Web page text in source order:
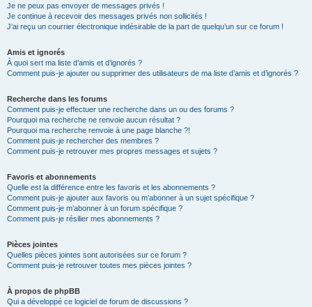
Je ne peux pas envoyer de messages privés !
Je continue à recevoir des messages privés non sollicités !
J’ai reçu un courrier électronique indésirable de la part de quelqu’un sur ce forum !
Amis et ignorés
À quoi sert ma liste d’amis et d’ignorés ?
Comment puis-je ajouter ou supprimer des utilisateurs de ma liste d’amis et d’ignorés ?
Recherche dans les forums
Comment puis-je effectuer une recherche dans un ou des forums ?
Pourquoi ma recherche ne renvoie aucun résultat ?
Pourquoi ma recherche renvoie à une page blanche ?!
Comment puis-je rechercher des membres ?
Comment puis-je retrouver mes propres messages et sujets ?
Favoris et abonnements
Quelle est la différence entre les favoris et les abonnements ?
Comment puis-je ajouter aux favoris ou m’abonner à un sujet spécifique ?
Comment puis-je m’abonner à un forum spécifique ?
Comment puis-je résilier mes abonnements ?
Pièces jointes
Quelles pièces jointes sont autorisées sur ce forum ?
Comment puis-je retrouver toutes mes pièces jointes ?
À propos de phpBB
Qui a développé ce logiciel de forum de discussions ?